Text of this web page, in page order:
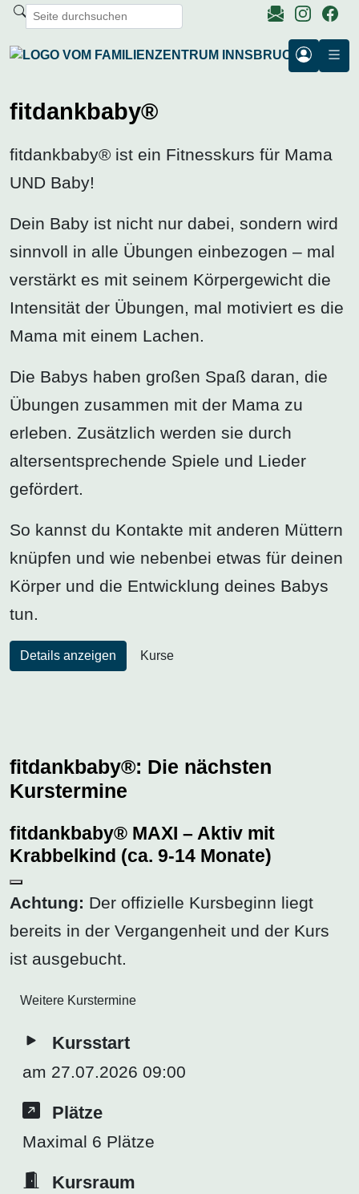
fitdankbaby®
fitdankbaby® ist ein Fitnesskurs für Mama
UND Baby!
Dein Baby ist nicht nur dabei, sondern wird
sinnvoll in alle Übungen einbezogen – mal
verstärkt es mit seinem Körpergewicht die
Intensität der Übungen, mal motiviert es die
Mama mit einem Lachen.
Die Babys haben großen Spaß daran, die
Übungen zusammen mit der Mama zu
erleben. Zusätzlich werden sie durch
altersentsprechende Spiele und Lieder
gefördert.
So kannst du Kontakte mit anderen Müttern
knüpfen und wie nebenbei etwas für deinen
Körper und die Entwicklung deines Babys
tun.
Details anzeigen Kurse
fitdankbaby®: Die nächsten
Kurstermine
fitdankbaby® MAXI – Aktiv mit
Krabbelkind (ca. 9-14 Monate)
Achtung: Der offizielle Kursbeginn liegt
bereits in der Vergangenheit und der Kurs
ist ausgebucht.
Weitere Kurstermine
Kursstart
am 27.07.2026 09:00
Plätze
Maximal 6 Plätze
Kursraum